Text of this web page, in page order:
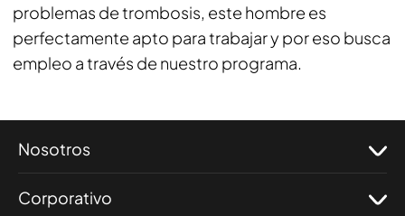
problemas de trombosis, este hombre es
perfectamente apto para trabajar y por eso busca
empleo a través de nuestro programa.
Nosotros
Corporativo